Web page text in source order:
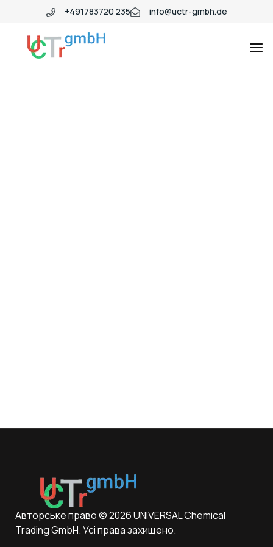
+491783720 235 info@uctr-gmbh.de
Авторське право © 2026 UNIVERSAL Chemical
Trading GmbH. Усі права захищено.